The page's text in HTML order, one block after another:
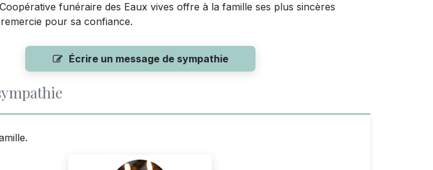
funéraire des Eaux vives offre à la famille ses plus sincères
pour sa confiance.
Écrire un message de sympathie